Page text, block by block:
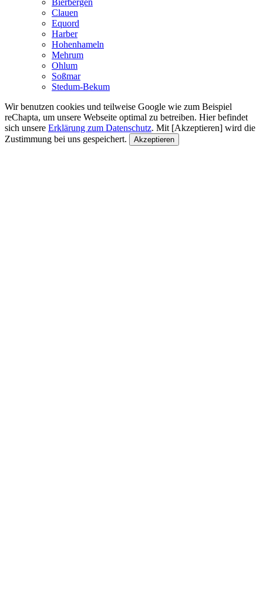
Clauen
Equord
Harber
Hohenhameln
Mehrum
Ohlum
Soßmar
Stedum-Bekum
Wir benutzen cookies und teilweise Google wie zum Beispiel
reChapta, um unsere Webseite optimal zu betreiben. Hier befindet
sich unsere Erklärung zum Datenschutz. Mit [Akzeptieren] wird die
Zustimmung bei uns gespeichert.
Akzeptieren